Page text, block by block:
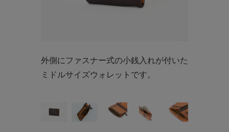
外側にファスナー式の小銭入れが付いた
ミドルサイズウォレットです。